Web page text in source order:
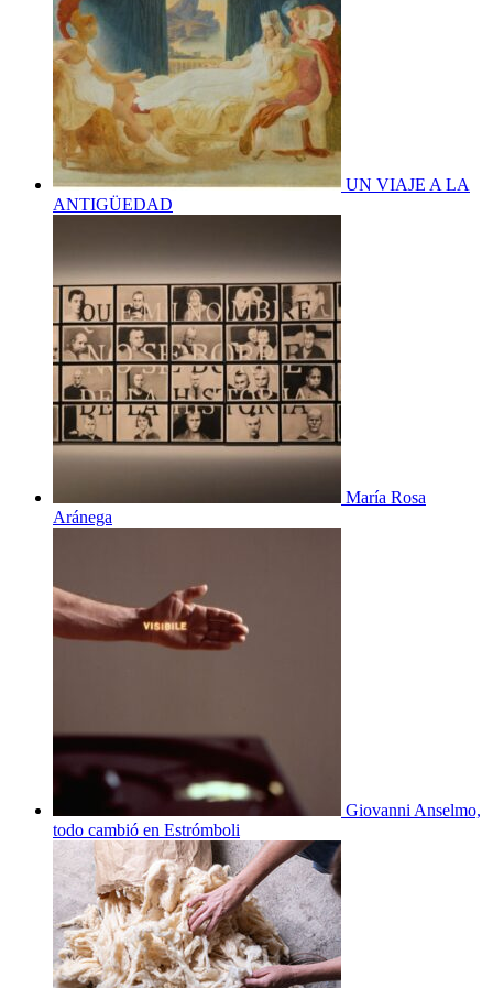
UN VIAJE A LA
ANTIGÜEDAD
María Rosa
Aránega
Giovanni Anselmo,
todo cambió en Estrómboli